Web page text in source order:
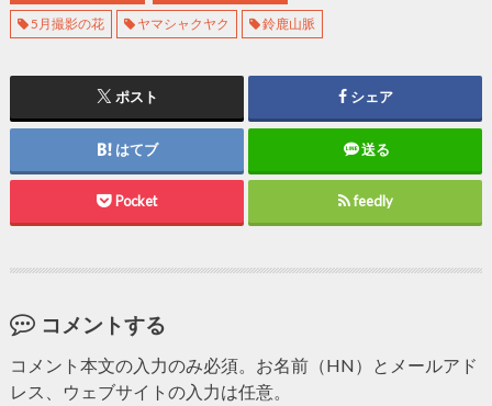
5月撮影の花 ヤマシャクヤク 鈴鹿山脈
ポスト シェア
はてブ 送る
Pocket feedly
コメントする
コメント本文の入力のみ必須。お名前（HN）とメールアド
レス、ウェブサイトの入力は任意。